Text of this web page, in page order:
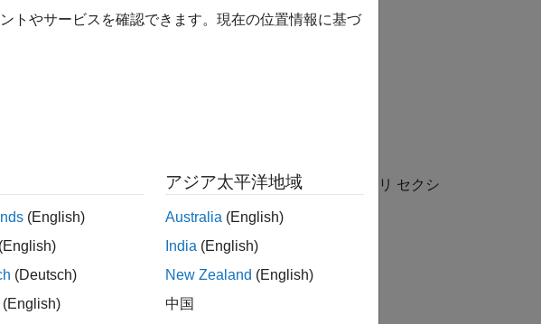
チェック
で指定された名前のエントリがデータ ディクショナリ セクシ
トやサービスを確認できます。現在の位置情報に基づ
(English)
(English)
(Deutsch)
(English)
アジア太平洋地域
Australia (English)
India (English)
New Zealand (English)
中国